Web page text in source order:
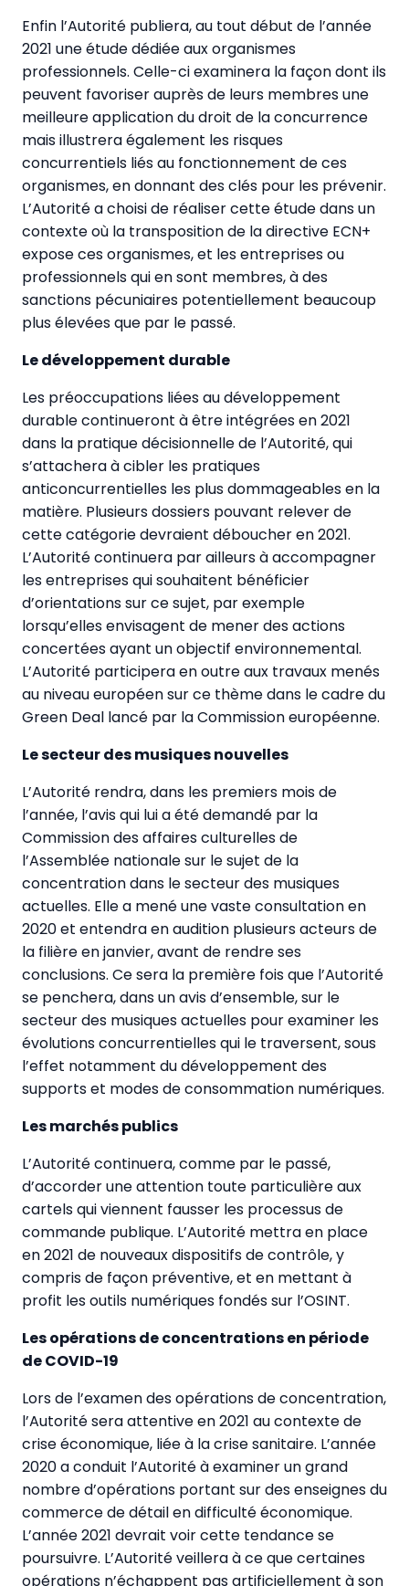
Enfin l’Autorité publiera, au tout début de l’année
2021 une étude dédiée aux organismes
professionnels. Celle-ci examinera la façon dont ils
peuvent favoriser auprès de leurs membres une
meilleure application du droit de la concurrence
mais illustrera également les risques
concurrentiels liés au fonctionnement de ces
organismes, en donnant des clés pour les prévenir.
L’Autorité a choisi de réaliser cette étude dans un
contexte où la transposition de la directive ECN+
expose ces organismes, et les entreprises ou
professionnels qui en sont membres, à des
sanctions pécuniaires potentiellement beaucoup
plus élevées que par le passé.
Le développement durable
Les préoccupations liées au développement
durable continueront à être intégrées en 2021
dans la pratique décisionnelle de l’Autorité, qui
s’attachera à cibler les pratiques
anticoncurrentielles les plus dommageables en la
matière. Plusieurs dossiers pouvant relever de
cette catégorie devraient déboucher en 2021.
L’Autorité continuera par ailleurs à accompagner
les entreprises qui souhaitent bénéficier
d’orientations sur ce sujet, par exemple
lorsqu’elles envisagent de mener des actions
concertées ayant un objectif environnemental.
L’Autorité participera en outre aux travaux menés
au niveau européen sur ce thème dans le cadre du
Green Deal lancé par la Commission européenne.
Le secteur des musiques nouvelles
L’Autorité rendra, dans les premiers mois de
l’année, l’avis qui lui a été demandé par la
Commission des affaires culturelles de
l’Assemblée nationale sur le sujet de la
concentration dans le secteur des musiques
actuelles. Elle a mené une vaste consultation en
2020 et entendra en audition plusieurs acteurs de
la filière en janvier, avant de rendre ses
conclusions. Ce sera la première fois que l’Autorité
se penchera, dans un avis d’ensemble, sur le
secteur des musiques actuelles pour examiner les
évolutions concurrentielles qui le traversent, sous
l’effet notamment du développement des
supports et modes de consommation numériques.
Les marchés publics
L’Autorité continuera, comme par le passé,
d’accorder une attention toute particulière aux
cartels qui viennent fausser les processus de
commande publique. L’Autorité mettra en place
en 2021 de nouveaux dispositifs de contrôle, y
compris de façon préventive, et en mettant à
profit les outils numériques fondés sur l’OSINT.
Les opérations de concentrations en période
de COVID-19
Lors de l’examen des opérations de concentration,
l’Autorité sera attentive en 2021 au contexte de
crise économique, liée à la crise sanitaire. L’année
2020 a conduit l’Autorité à examiner un grand
nombre d’opérations portant sur des enseignes du
commerce de détail en difficulté économique.
L’année 2021 devrait voir cette tendance se
poursuivre. L’Autorité veillera à ce que certaines
opérations n’échappent pas artificiellement à son